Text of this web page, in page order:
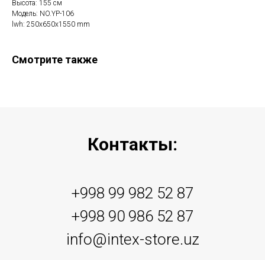
Высота: 155 см
Модель: NO.YP-106
lwh: 250x650x1550 mm
Смотрите также
Контакты:
+998 99 982 52 87
+998 90 986 52 87
info@intex-store.uz